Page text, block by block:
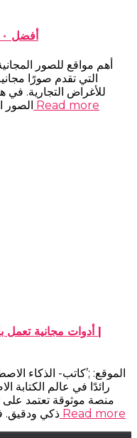
أفضل ١٠ مواقع للصور المجانية برخصة تجارية
أهم مواقع للصور
التي تقدم صورًا
للأغراض التجارية. في
الصور Read more
أدوات مجانية تعمل
الموقع: ;’كاتب- الذكاء
رائدًا في عالم الكتابة
منصة موثوقة تعتمد على
ذكي ودقيق. Read more